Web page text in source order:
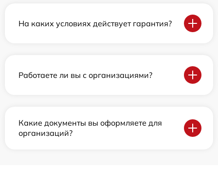
На каких условиях действует гарантия?
Работаете ли вы с организациями?
Какие документы вы оформляете для
организаций?